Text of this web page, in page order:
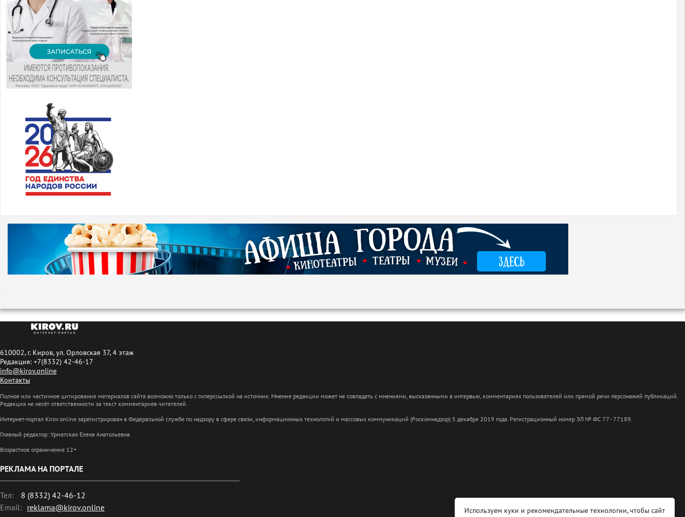
610002, г. Киров, ул. Орловская 37, 4 этаж
Редакция: +7(8332) 42-46-17
info@kirov.online
Контакты
Полное или частичное цитирование материалов сайта возможно только с гиперссылкой на источник. Мнение редакции может не совпадать с мнениями, высказанными в интервью, комментариях пользователей или прямой речи персонажей публикаций.
Редакция не несёт ответственности за текст комментариев читателей.
Интернет-портал Kirov.online зарегистрирован в Федеральной службе по надзору в сфере связи, информационных технологий и массовых коммуникаций (Роскомнадзор) 5 декабря 2019 года. Регистрационный номер ЭЛ № ФС 77 - 77189.
Главный редактор: Урматская Елена Анатольевна
Возрастное ограничение 12+
РЕКЛАМА НА ПОРТАЛЕ
Тел:
8 (8332) 42-46-12
Email: reklama@kirov.online
Используем куки и рекомендательные технологии, чтобы сайт